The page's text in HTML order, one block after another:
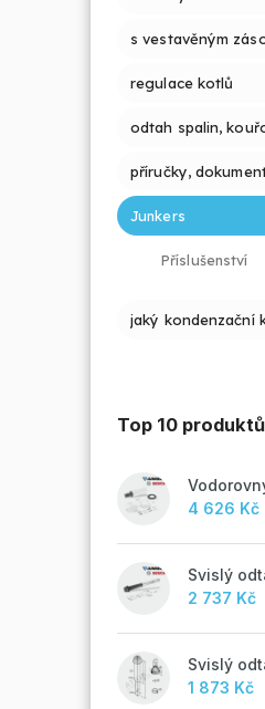
s vestavěným
regulace kotlů
odtah spalin,
příručky,
Junkers
Příslušenství
jaký kondenzační
Top 10 produktů
4 626 Kč
Svislý
2 737 Kč
1 873 Kč